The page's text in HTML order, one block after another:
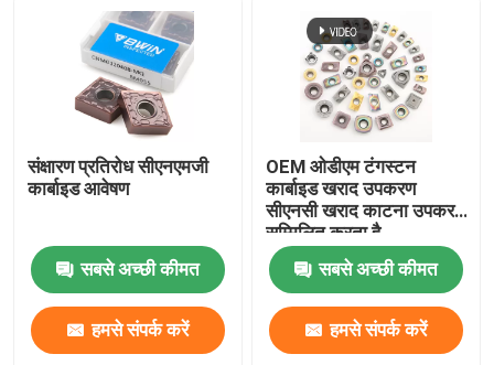
कॉर्नर रेडियस एंड मिल
एल्युमिनियम एंड मिल
मिलिंग कार्बाइड डालें
कार्बाइड खराद डालें
संक्षारण प्रतिरोध सीएनएमजी
कार्बाइड आवेषण
सबसे अच्छी कीमत
हमसे संपर्क करें
OEM ओडीएम टंगस्टन
कार्बाइड खराद उपकरण
सीएनसी खराद काटना उपकरण
सम्मिलित करता है
सबसे अच्छी कीमत
हमसे संपर्क करें